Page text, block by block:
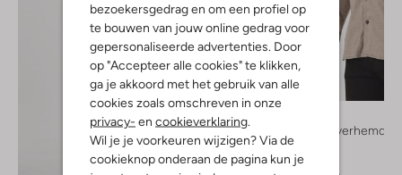
bezoekersgedrag en om een profiel op
te bouwen van jouw online gedrag voor
gepersonaliseerde advertenties. Door
op "Accepteer alle cookies" te klikken,
ga je akkoord met het gebruik van alle
cookies zoals omschreven in onze
privacy- en cookieverklaring
Wil je je voorkeuren wijzigen? Via de
cookieknop onderaan de pagina kun je
Casual overhemd
€ 99,99